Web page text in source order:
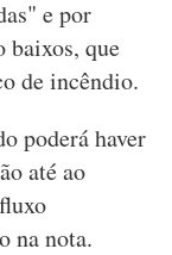
e por
baixos, que
de incêndio.
poderá haver
até ao
na nota.